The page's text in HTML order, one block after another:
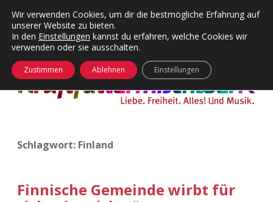
Kategorien
Menü
24 Hours Chilling
Die Wende
KFMW-Disco
KFMW-Disco
Dates
Menü
öffnen
öffnen
Schlagwort: Finland
Finnische Gemeinde wirbt für
Wir verwenden Cookies, um dir die bestmögliche Erfahrung auf
unserer Website zu bieten.
In den Einstellungen kannst du erfahren, welche Cookies wir
verwenden oder sie ausschalten.
Zustimmen Ablehnen Einstellungen